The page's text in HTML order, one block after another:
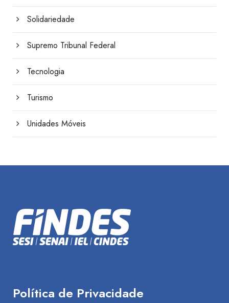
Solidariedade
Supremo Tribunal Federal
Tecnologia
Turismo
Unidades Móveis
Política de Privacidade